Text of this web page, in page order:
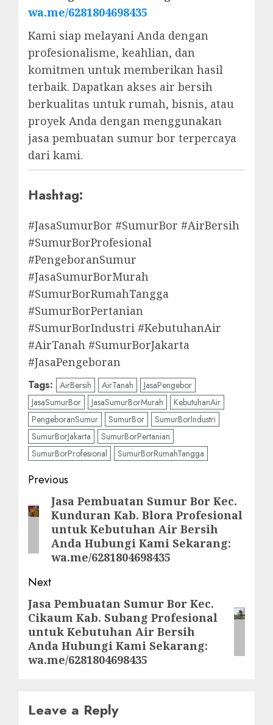
wa.me/6281804698435
Kami siap melayani Anda dengan
profesionalisme, keahlian, dan
komitmen untuk memberikan hasil
terbaik. Dapatkan akses air bersih
berkualitas untuk rumah, bisnis, atau
proyek Anda dengan menggunakan
jasa pembuatan sumur bor terpercaya
dari kami.
Hashtag:
#JasaSumurBor #SumurBor #AirBersih
#SumurBorProfesional
#PengeboranSumur
#JasaSumurBorMurah
#SumurBorRumahTangga
#SumurBorPertanian
#SumurBorIndustri #KebutuhanAir
#AirTanah #SumurBorJakarta
#JasaPengeboran
Tags: AirBersih AirTanah
JasaPengebor
JasaSumurBor
JasaSumurBorMurah
KebutuhanAir
PengeboranSumur
SumurBor
SumurBorIndustri
SumurBorJakarta
SumurBorPertanian
SumurBorProfesional
SumurBorRumahTangga
Post
navigation
Previous
Previous
post:
Jasa Pembuatan Sumur Bor Kec.
Kunduran Kab. Blora Profesional
untuk Kebutuhan Air Bersih
Anda Hubungi Kami Sekarang:
wa.me/6281804698435
Next
Next
post:
Jasa Pembuatan Sumur Bor Kec.
Cikaum Kab. Subang Profesional
untuk Kebutuhan Air Bersih
Anda Hubungi Kami Sekarang:
wa.me/6281804698435
Leave a Reply